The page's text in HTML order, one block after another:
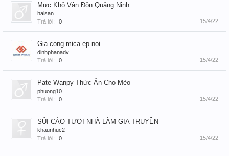
Mực Khô Vân Đồn Quảng Ninh
haisan
Trả lời:
0 15/4/22
Gia cong mica ep noi
dinhphanadv
Trả lời:
0 15/4/22
Pate Wanpy Thức Ăn Cho Mèo
phuong10
Trả lời:
0 15/4/22
SỦI CẢO TƯƠI NHÀ LÀM GIA TRUYỀN
khaunhuc2
Trả lời:
0 15/4/22